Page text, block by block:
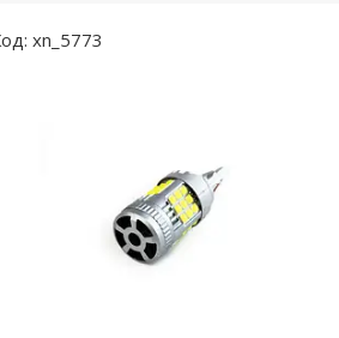
xn_5773